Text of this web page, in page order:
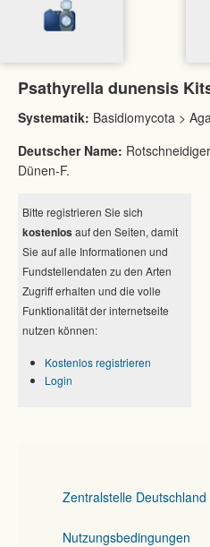
Psathyrella dunensis
Systematik: Basidiomycota >
Deutscher Name:
Dünen-F.
Bitte registrieren Sie sich
kostenlos auf den Seiten, damit
Sie auf alle Informationen und
Fundstellendaten zu den Arten
Zugriff erhalten und die volle
Funktionalität der internetseite
nutzen können:
Kostenlos registrieren
Login
Zentralstelle Deutschland
Nutzungsbedingungen